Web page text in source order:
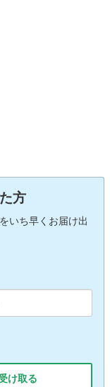
方
いち早くお届け出
け取る